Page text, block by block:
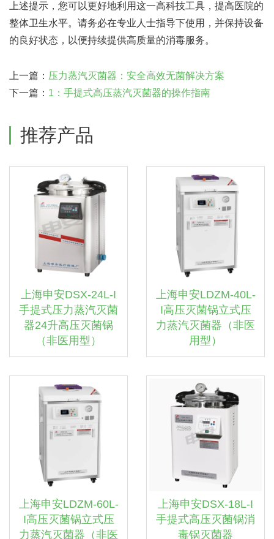
上述提示，您可以更好地利用这一高科技工具，提高医院的
整体卫生水平。请务必在专业人士指导下使用，并保持设备
的良好状态，以便持续提供高质量的消毒服务。
上一篇： 压力蒸汽灭菌器：安全高效无菌解决方案
下一篇： 1：手提式高压蒸汽灭菌器的操作指南
推荐产品
上海申安DSX-24L-I
手提式压力蒸汽灭菌
器24升高压灭菌锅
（非医用型）
上海申安LDZM-40L-
I高压灭菌锅立式压
力蒸汽灭菌器（非医
用型）
上海申安LDZM-60L-
I高压灭菌锅立式压
力蒸汽灭菌器（非医
上海申安DSX-18L-I
手提式高压灭菌锅消
毒锅灭菌器